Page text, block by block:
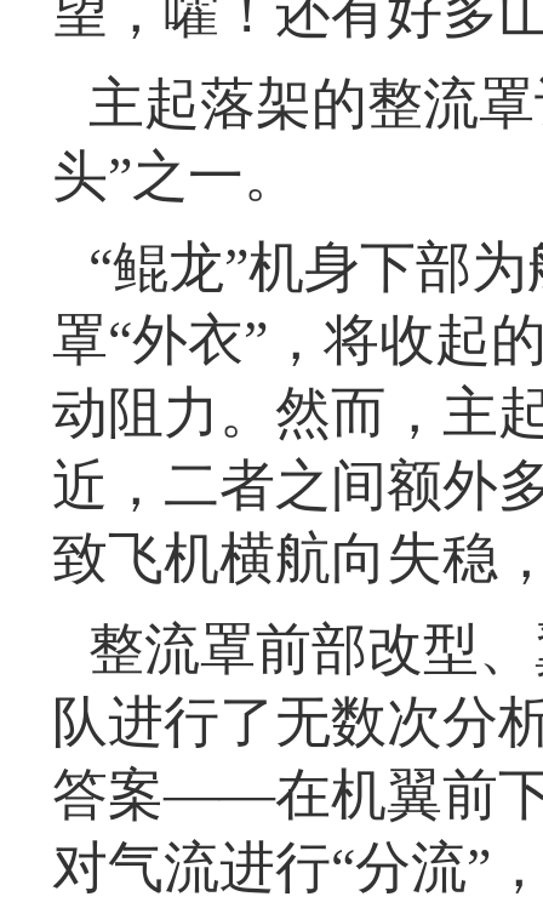
望，嚯！还有好多
主起落架的整流
头”之一。
“鲲龙”机身下部
罩“外衣”，将收起
动阻力。然而，主
近，二者之间额外
致飞机横航向失稳
整流罩前部改型
队进行了无数次分
答案——在机翼前
对气流进行“分流”